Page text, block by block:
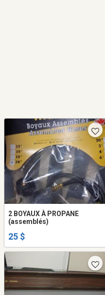
2 BOYAUX À PROPANE
(assemblés)
25 $